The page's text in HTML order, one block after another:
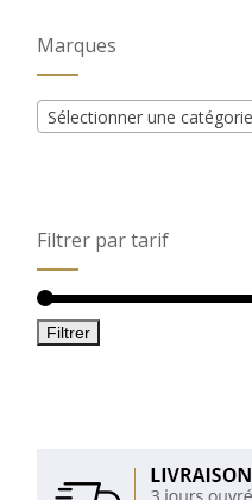
Marques
Sélectionner une catégorie
Filtrer par tarif
Filtrer